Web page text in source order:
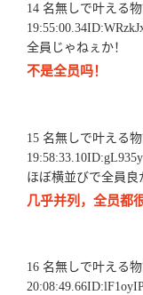
14 名無しで叶える
全員じゃねぇか！
不是全员吗！
15 名無しで叶える
ほぼ横並びで全員良
几乎并列，全员都
16 名無しで叶える